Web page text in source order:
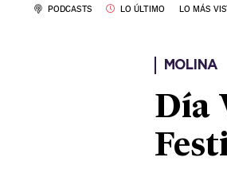
PODCASTS LO ÚLTIMO LO MÁS
MOLINA
Día